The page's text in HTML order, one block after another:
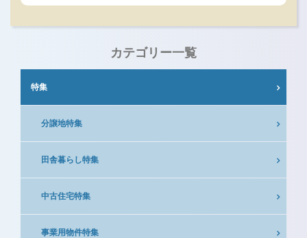
カテゴリー一覧
特集
分譲地特集
田舎暮らし特集
中古住宅特集
事業用物件特集